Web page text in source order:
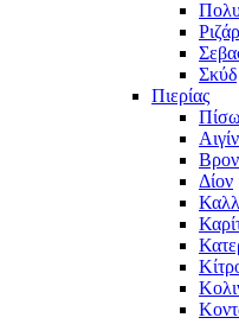
Πιερίας
Πίσω
Δίον